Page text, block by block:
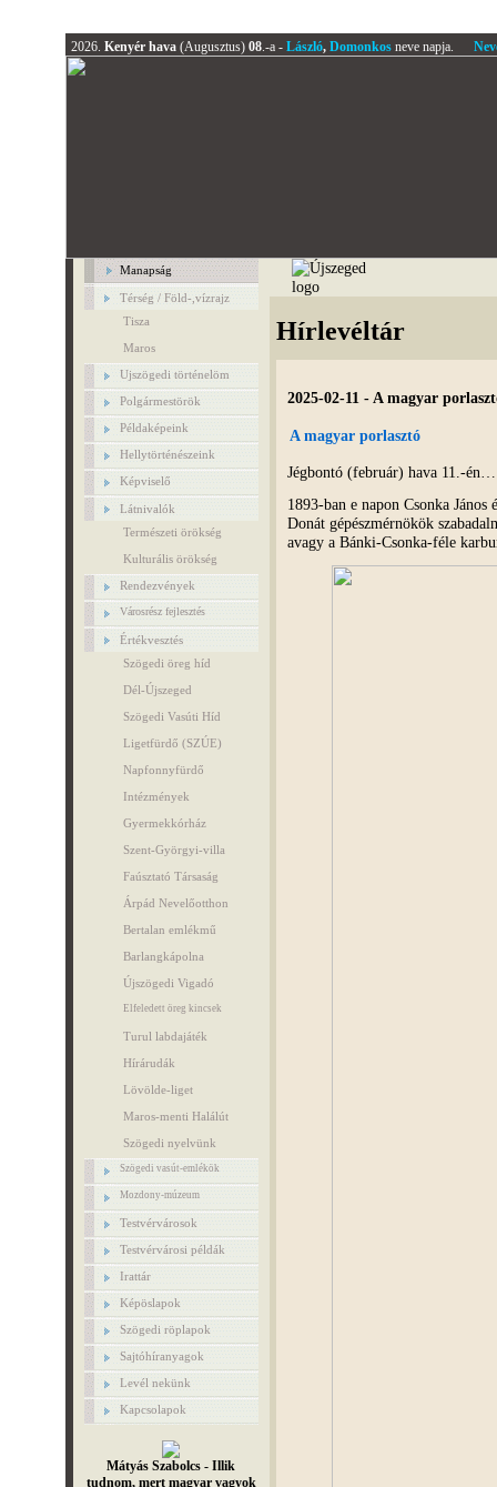
2026. Kenyér hava (Augusztus) 08.-a - László, Domonkosneve napja.
Manapság
Térség / Föld-,vízrajz
Tisza
Maros
Ujszögedi történelöm
Polgármestörök
Példaképeink
Hellytörténészeink
Képviselő
Látnivalók
Természeti örökség
Kulturális örökség
Rendezvények
Városrész fejlesztés
Értékvesztés
Szögedi öreg híd
Dél-Újszeged
Szögedi Vasúti Híd
Ligetfürdő (SZÚE)
Napfonnyfürdő
Intézmények
Gyermekkórház
Szent-Györgyi-villa
Faúsztató Társaság
Árpád Nevelőotthon
Bertalan emlékmű
Barlangkápolna
Újszögedi Vigadó
Elfeledett öreg kincsek
Turul labdajáték
Hírárudák
Lövölde-liget
Maros-menti Halálút
Szögedi nyelvünk
Szögedi vasút-emlékök
Mozdony-múzeum
Testvérvárosok
Testvérvárosi példák
Irattár
Képöslapok
Szögedi röplapok
Sajtóhíranyagok
Levél nekünk
Kapcsolapok
Mátyás Szabolcs - Illik
tudnom, mert magyar vagyok
Hírlevéltár
2025-02-11 - A magyar
A magyar porlasztó
Jégbontó (február) hava 11.-
1893-ban e napon Csonka János
Donát gépészmérnökök
avagy a Bánki-Csonka-féle